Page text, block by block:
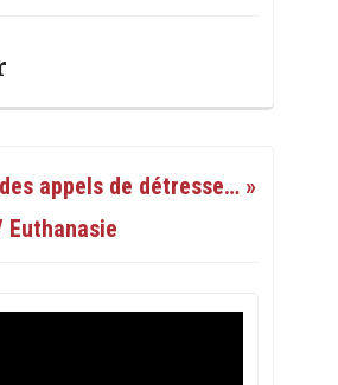
appels de détresse… »